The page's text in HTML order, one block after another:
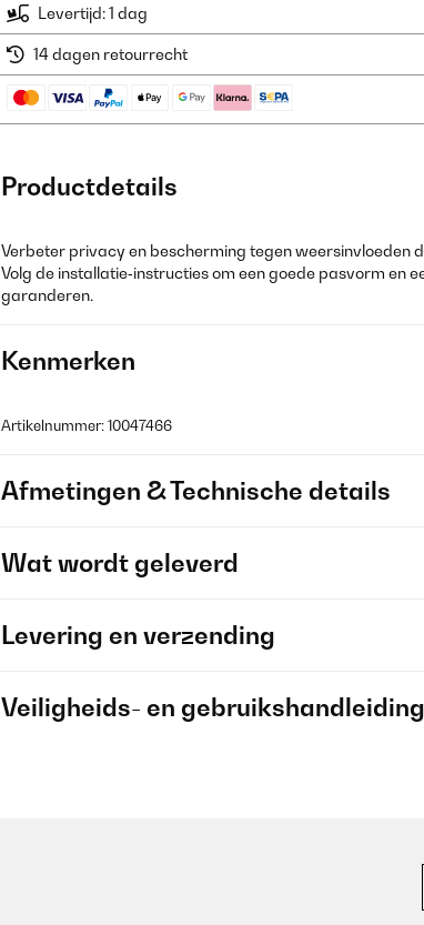
Levertijd: 1 dag
14 dagen retourrecht
Productdetails
Verbeter privacy en bescherming tegen weersinvloeden
Volg de installatie‑instructies om een goede pasvorm en
garanderen.
Kenmerken
Artikelnummer: 10047466
Afmetingen & Technische details
Wat wordt geleverd
Levering en verzending
Veiligheids- en gebruikshandleiding